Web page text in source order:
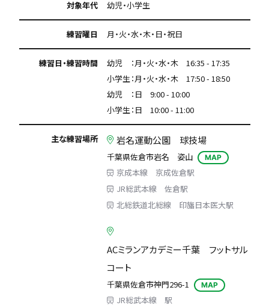
対象年代 幼児・小学生
練習曜日 月・火・水・木・日・祝日
練習日・練習時間
幼児 ：月・火・水・木 16:35 - 17:35
小学生：月・火・水・木 17:50 - 18:50
幼児 ：日 9:00 - 10:00
小学生：日 10:00 - 11:00
主な練習場所 岩名運動公園 球技場
千葉県佐倉市岩名 姿山 MAP
京成本線 京成佐倉駅
JR総武本線 佐倉駅
北総鉄道北総線 印旛日本医大駅
ACミランアカデミー千葉 フットサル
コート
千葉県佐倉市神門296-1 MAP
JR総武本線 駅